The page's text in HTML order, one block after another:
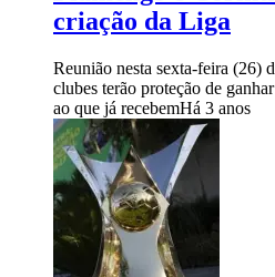
criação da Liga
Reunião nesta sexta-feira (26)
clubes terão proteção de
ao que já recebemHá 3 anos